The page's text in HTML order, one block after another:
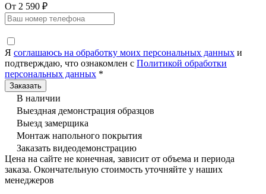
От 2 590 ₽
Я соглашаюсь на обработку моих персональных данных и
подтверждаю, что ознакомлен с Политикой обработки
персональных данных *
В наличии
Выездная демонстрация образцов
Выезд замерщика
Монтаж напольного покрытия
Заказать видеодемонстрацию
Цена на сайте не конечная, зависит от объема и периода
заказа. Окончательную стоимость уточняйте у наших
менеджеров